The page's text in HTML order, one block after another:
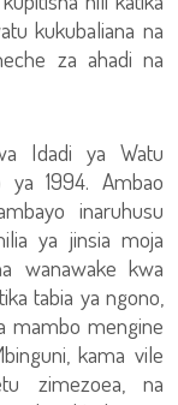
kukubaliana na
za ahadi na
Idadi ya Watu
1994. Ambao
inaruhusu
ya jinsia moja
wanawake kwa
tabia ya ngono,
mambo mengine
kama vile
zimezoea, na